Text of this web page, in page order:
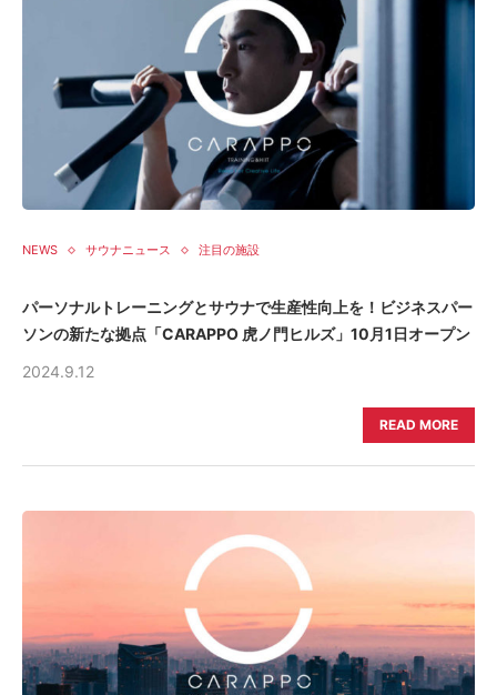
NEWS サウナニュース 注目の施設
パーソナルトレーニングとサウナで生産性向上を！ビジネスパー
ソンの新たな拠点「CARAPPO 虎ノ門ヒルズ」10月1日オープン
2024.9.12
READ MORE